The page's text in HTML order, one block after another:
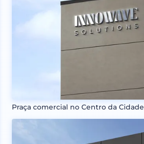
Praça comercial no Centro da Cidade